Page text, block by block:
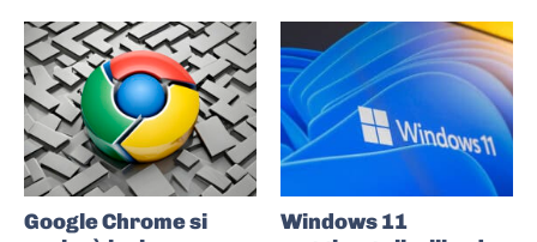
Google Chrome si
Windows 11